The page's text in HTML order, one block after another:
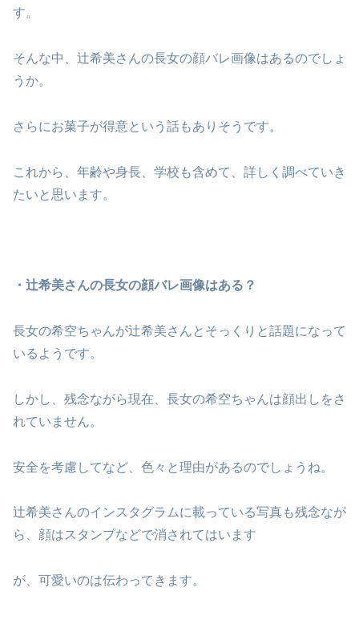
す。
そんな中、辻希美さんの長女の顔バレ画像はあるのでしょ
うか。
さらにお菓子が得意という話もありそうです。
これから、年齢や身長、学校も含めて、詳しく調べていき
たいと思います。
・辻希美さんの長女の顔バレ画像はある？
長女の希空ちゃんが辻希美さんとそっくりと話題になって
いるようです。
しかし、残念ながら現在、長女の希空ちゃんは顔出しをさ
れていません。
安全を考慮してなど、色々と理由があるのでしょうね。
辻希美さんのインスタグラムに載っている写真も残念なが
ら、顔はスタンプなどで消されてはいます
が、可愛いのは伝わってきます。